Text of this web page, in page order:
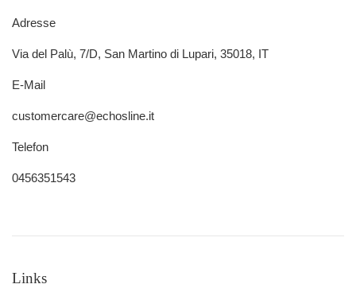
Adresse
Via del Palù, 7/D, San Martino di Lupari, 35018, IT
E-Mail
customercare@echosline.it
Telefon
0456351543
Links